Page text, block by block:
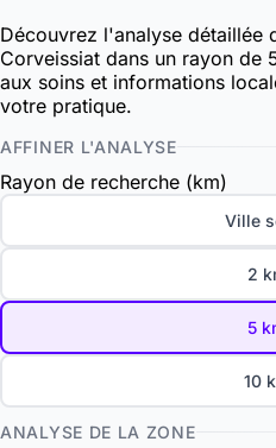
Découvrez l'analyse détaillée
Corveissiat dans un rayon de
aux soins et informations
votre pratique.
AFFINER L'ANALYSE
Rayon de recherche (km)
Ville
2
5
10
ANALYSE DE LA ZONE